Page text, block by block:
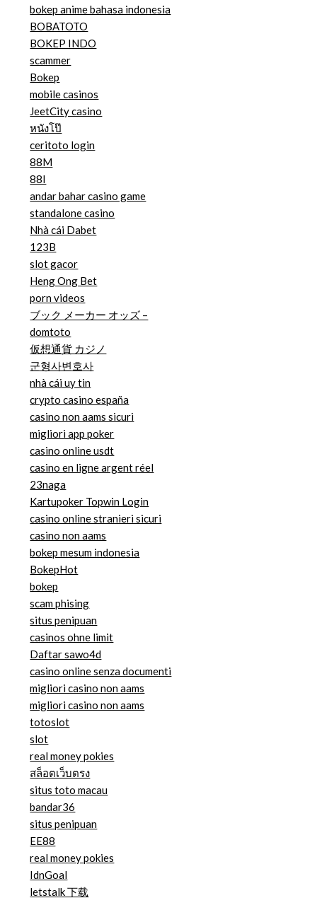
bokep anime bahasa indonesia
BOBATOTO
BOKEP INDO
scammer
Bokep
mobile casinos
JeetCity casino
หนังโป๊
ceritoto login
88M
88I
andar bahar casino game
standalone casino
Nhà cái Dabet
123B
slot gacor
Heng Ong Bet
porn videos
ブック メーカー オッズ –
domtoto
仮想通貨 カジノ
군형사변호사
nhà cái uy tin
crypto casino españa
casino non aams sicuri
migliori app poker
casino online usdt
casino en ligne argent réel
23naga
Kartupoker Topwin Login
casino online stranieri sicuri
casino non aams
bokep mesum indonesia
BokepHot
bokep
scam phising
situs penipuan
casinos ohne limit
Daftar sawo4d
casino online senza documenti
migliori casino non aams
migliori casino non aams
totoslot
slot
real money pokies
สล็อตเว็บตรง
situs toto macau
bandar36
situs penipuan
EE88
real money pokies
IdnGoal
letstalk 下载